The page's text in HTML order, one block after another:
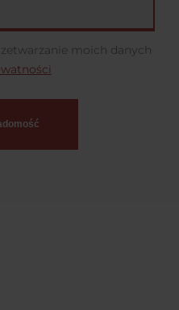
moich danych